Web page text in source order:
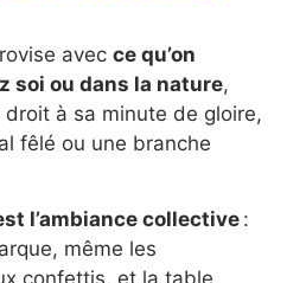
avec ce qu’on
soi ou dans la nature,
à sa minute de gloire,
fêlé ou une branche
l’ambiance collective :
même les
confettis, et la table